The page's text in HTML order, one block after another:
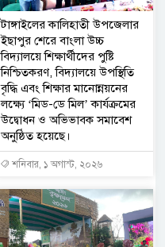
টাঙ্গাইলের কালিহাতী উপজেলার
ইছাপুর শেরে বাংলা উচ্চ
বিদ্যালয়ে শিক্ষার্থীদের পুষ্টি
নিশ্চিতকরণ, বিদ্যালয়ে উপস্থিতি
বৃদ্ধি এবং শিক্ষার মানোন্নয়নের
লক্ষ্যে ‘মিড-ডে মিল’ কার্যক্রমের
উদ্বোধন ও অভিভাবক সমাবেশ
অনুষ্ঠিত হয়েছে।
শনিবার, ১ অগাস্ট, ২০২৬